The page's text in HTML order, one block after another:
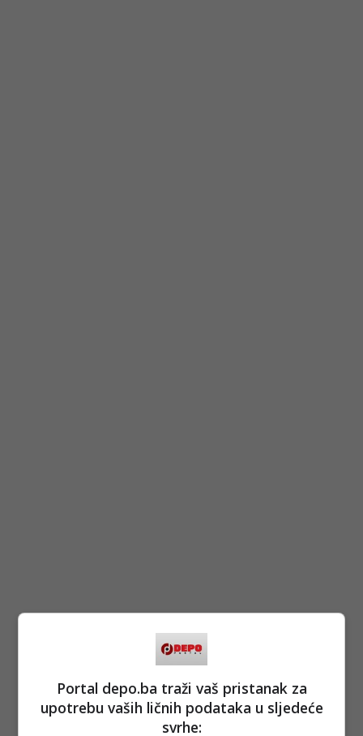
Portal depo.ba traži vaš pristanak za
upotrebu vaših ličnih podataka u sljedeće
svrhe: